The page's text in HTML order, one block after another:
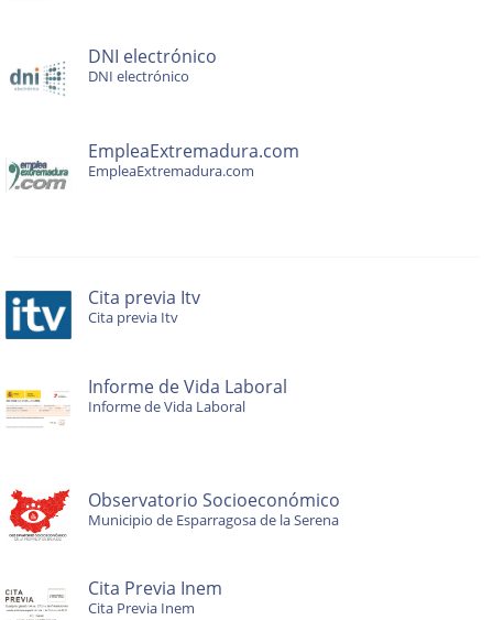
DNI electrónico
DNI electrónico
EmpleaExtremadura.com
EmpleaExtremadura.com
Cita previa Itv
Cita previa Itv
Informe de Vida Laboral
Informe de Vida Laboral
Observatorio Socioeconómico
Municipio de Esparragosa de la Serena
Cita Previa Inem
Cita Previa Inem